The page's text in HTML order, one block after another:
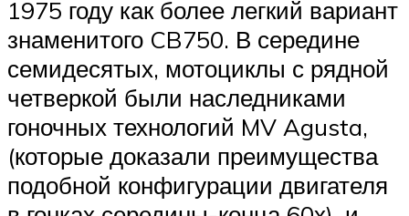
1975 году как более легкий вариант
знаменитого CB750. В середине
семидесятых, мотоциклы с рядной
четверкой были наследниками
гоночных технологий MV Agusta,
(которые доказали преимущества
подобной конфигурации двигателя